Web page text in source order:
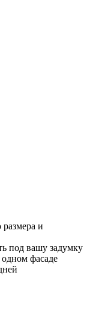
и
под вашу задумку
фасаде